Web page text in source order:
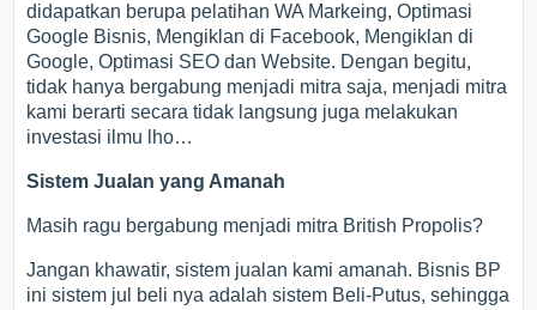
didapatkan berupa pelatihan WA Markeing, Optimasi
Google Bisnis, Mengiklan di Facebook, Mengiklan di
Google, Optimasi SEO dan Website. Dengan begitu,
tidak hanya bergabung menjadi mitra saja, menjadi mitra
kami berarti secara tidak langsung juga melakukan
investasi ilmu lho…
Sistem Jualan yang Amanah
Masih ragu bergabung menjadi mitra British Propolis?
Jangan khawatir, sistem jualan kami amanah. Bisnis BP
ini sistem jul beli nya adalah sistem Beli-Putus, sehingga